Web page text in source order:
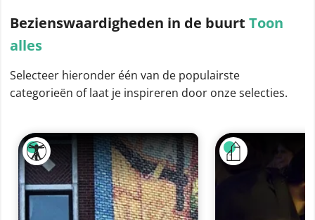
Bezienswaardigheden in de buurt Toon
alles
Selecteer hieronder één van de populairste
categorieën of laat je inspireren door onze selecties.